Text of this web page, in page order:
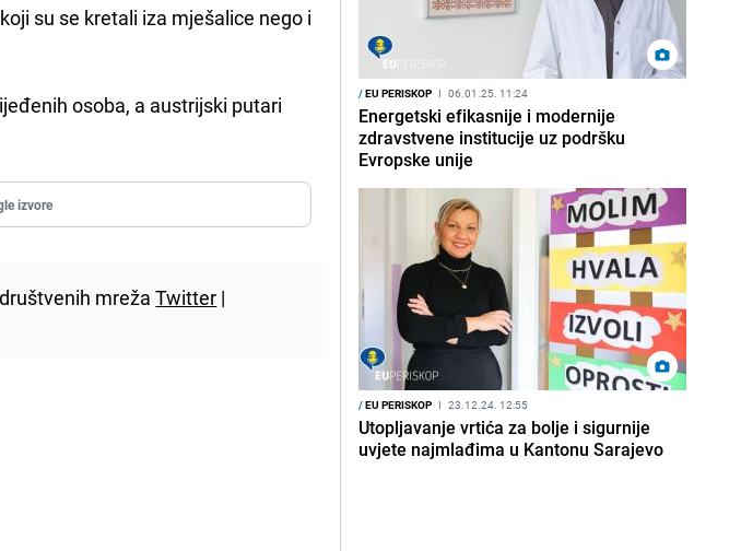
su se kretali iza mješalice nego i
osoba, a austrijski putari
izvore
mrežaTwitter |
/EU PERISKOP I 06.01.25. 11:24
Energetski efikasnije i modernije
zdravstvene institucije uz podršku
Evropske unije
/EU PERISKOP I 23.12.24. 12:55
Utopljavanje vrtića za bolje i sigurnije
uvjete najmlađima u Kantonu Sarajevo